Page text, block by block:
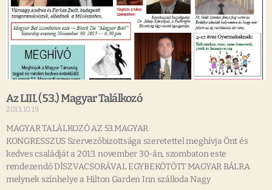
Az LIII. (53.) Magyar Találkozó
2013.10.19.
MAGYAR TALÁLKOZÓ AZ 53.MAGYAR
KONGRESSZUS Szervezőbizottsága szeretettel meghívja Önt és
kedves családját a 2013. november 30-án, szombaton este
rendezendő DÍSZVACSORÁVAL EGYBEKÖTÖTT MAGYAR BÁLRA
melynek színhelye a Hilton Garden Inn szálloda Nagy